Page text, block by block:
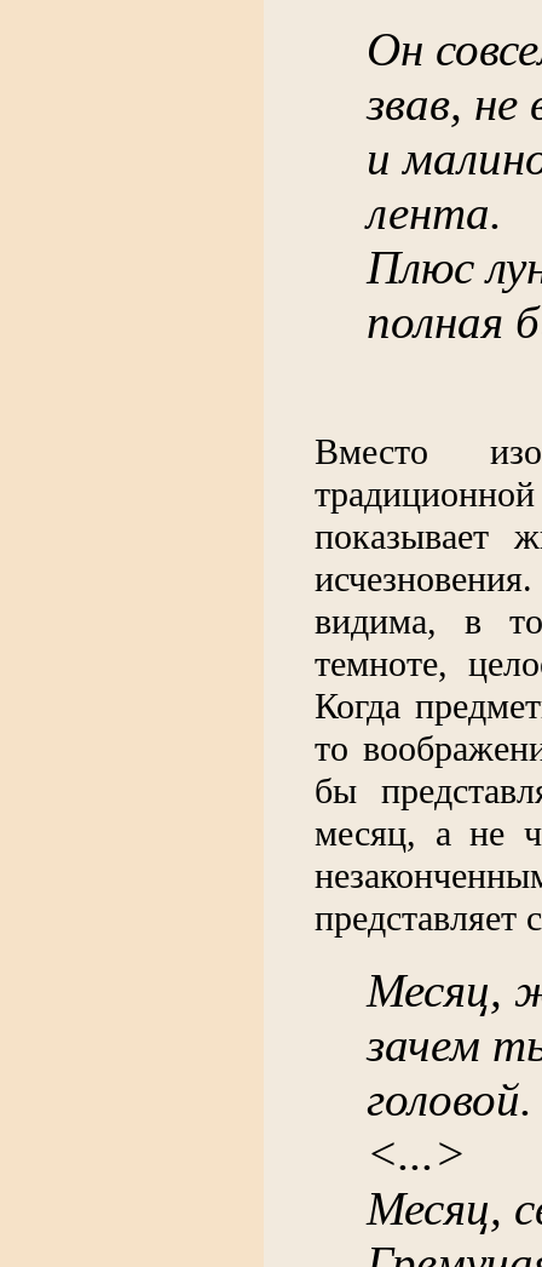
Он
звав, не
и
лента.
Плюс
полная
Вместо
показывает
видима, в
темноте,
Когда
то
бы
месяц, а не
представляет
Месяц,
зачем
головой.
<...>
Месяц,